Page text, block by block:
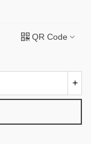
QR Code
+